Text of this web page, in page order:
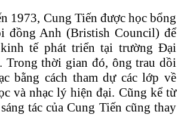
1973, Cung Tiến được học bổng
đồng Anh (Bristish Council) để
tế phát triển tại trường Đại
Trong thời gian đó, ông trau dồi
bằng cách tham dự các lớp về
và nhạc lý hiện đại. Cũng kể từ
tác của Cung Tiến cũng thay